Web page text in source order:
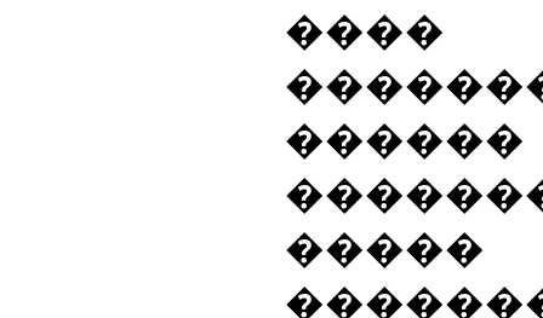
����
�����